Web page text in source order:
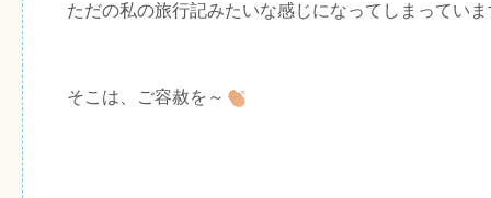
ただの私の旅行記みたいな感じになってしまってい
そこは、ご容赦を～